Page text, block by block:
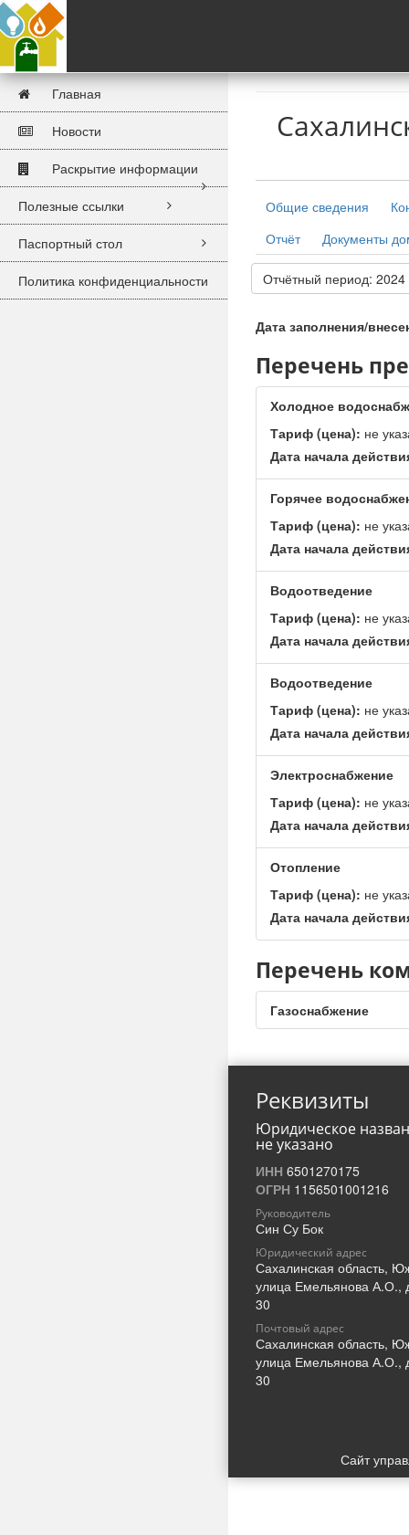
Главная
Новости
Раскрытие информации
Полезные ссылки
Паспортный стол
Политика конфиденциальности
Общие сведения
Отчёт
Документы
Отчётный период:
Дата заполнения/
Перечень
Холодное
Тариф (цена): не
Дата начала
Горячее
Тариф (цена): не
Дата начала
Водоотведение
Тариф (цена): не
Дата начала
Водоотведение
Тариф (цена): не
Дата начала
Электроснабжение
Тариф (цена): не
Дата начала
Отопление
Тариф (цена): не
Дата начала
Перечень
Газоснабжение
Реквизиты
Юридическое
не указано
ИНН 6501270175
ОГРН 1156501001216
Руководитель
Син Су Бок
Юридический адрес
Сахалинская область,
улица Емельянова А.О.,
30
Почтовый адрес
Сахалинская область,
улица Емельянова А.О.,
30
Сайт